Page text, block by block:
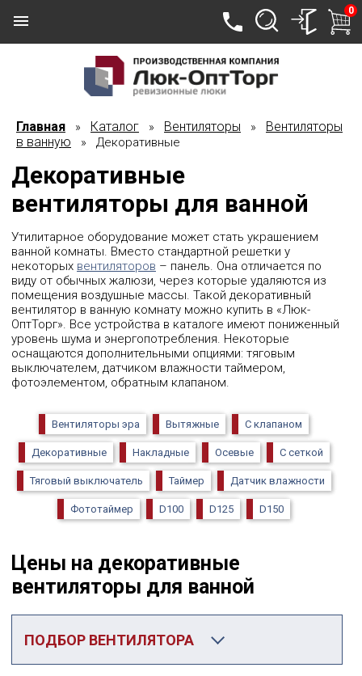
0
Главная » Каталог » Вентиляторы » Вентиляторы
в ванную » Декоративные
Декоративные
вентиляторы для ванной
Утилитарное оборудование может стать украшением
ванной комнаты. Вместо стандартной решетки у
некоторых вентиляторов – панель. Она отличается по
виду от обычных жалюзи, через которые удаляются из
помещения воздушные массы. Такой декоративный
вентилятор в ванную комнату можно купить в «Люк-
ОптТорг». Все устройства в каталоге имеют пониженный
уровень шума и энергопотребления. Некоторые
оснащаются дополнительными опциями: тяговым
выключателем, датчиком влажности таймером,
фотоэлементом, обратным клапаном.
Вентиляторы эра Вытяжные С клапаном
Декоративные Накладные Осевые С сеткой
Тяговый выключатель Таймер Датчик влажности
Фототаймер D100 D125 D150
Цены на декоративные
вентиляторы для ванной
ПОДБОР ВЕНТИЛЯТОРА